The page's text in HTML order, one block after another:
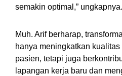
semakin optimal,” ungkapnya.
Muh. Arif berharap,
hanya meningkatkan
pasien, tetapi juga
lapangan kerja baru dan